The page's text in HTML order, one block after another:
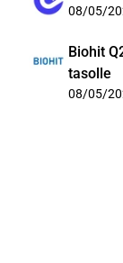
08/05/
Biohit
tasolle
08/05/